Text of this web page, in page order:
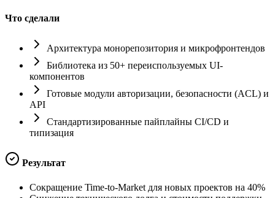
Что сделали
Архитектура монорепозитория и микрофронтендов
Библиотека из 50+ переиспользуемых UI-
компонентов
Готовые модули авторизации, безопасности (ACL) и
API
Стандартизированные пайплайны CI/CD и
типизация
Результат
Сокращение Time-to-Market для новых проектов на 40%